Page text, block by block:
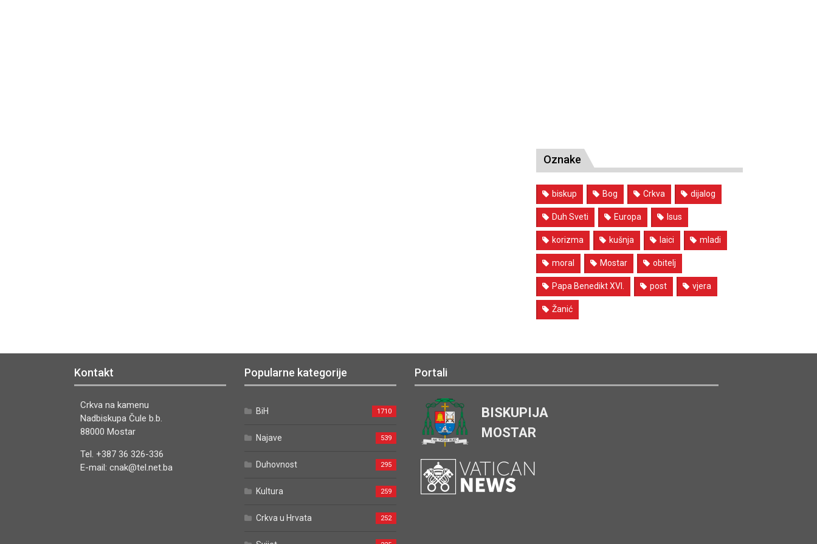
Oznake
biskup Bog Crkva dijalog
Duh Sveti Europa Isus
korizma kušnja laici mladi
moral Mostar obitelj
Papa Benedikt XVI. post vjera
Žanić
Kontakt
Crkva na kamenu
Nadbiskupa Čule b.b.
88000 Mostar
Tel. +387 36 326-336
E-mail: cnak@tel.net.ba
Popularne kategorije
BiH 1710
Najave 539
Duhovnost 295
Kultura 259
Crkva u Hrvata 252
Portali
BISKUPIJA
MOSTAR